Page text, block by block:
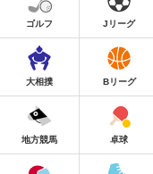
ゴルフ Jリーグ
大相撲 Bリーグ
地方競馬 卓球